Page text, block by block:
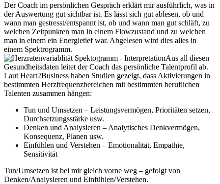
Der Coach im persönlichen Gespräch erklärt mir ausführlich, was in
der Auswertung gut sichtbar ist. Es lässt sich gut ablesen, ob und
wann man gestresst/entspannt ist, ob und wann man gut schläft, zu
welchen Zeitpunkten man in einem Flowzustand und zu welchen
man in einem ein Energietief war. Abgelesen wird dies alles in
einem Spektrogramm.
Aus all diesen
Gesundheitsdaten leitet der Coach das persönliche Talentprofil ab.
Laut Heart2Business haben Studien gezeigt, dass Aktivierungen in
bestimmten Herzfrequenzbereichen mit bestimmten beruflichen
Talenten zusammen hängen:
Tun und Umsetzen – Leistungsvermögen, Prioritäten setzen,
Durchsetzungsstärke usw.
Denken und Analysieren – Analytisches Denkvermögen,
Konsequenz, Planen usw.
Einfühlen und Verstehen – Emotionalität, Empathie,
Sensitivität
Tun/Umsetzen ist bei mir gleich vorne weg – gefolgt von
Denken/Analysieren und Einfühlen/Verstehen.